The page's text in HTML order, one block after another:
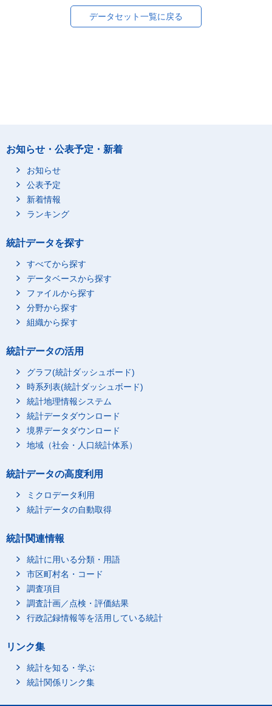
データセット一覧に戻る
お知らせ・公表予定・新着
お知らせ
公表予定
新着情報
ランキング
統計データを探す
すべてから探す
データベースから探す
ファイルから探す
分野から探す
組織から探す
統計データの活用
グラフ(統計ダッシュボード)
時系列表(統計ダッシュボード)
統計地理情報システム
統計データダウンロード
境界データダウンロード
地域（社会・人口統計体系）
統計データの高度利用
ミクロデータ利用
統計データの自動取得
統計関連情報
統計に用いる分類・用語
市区町村名・コード
調査項目
調査計画／点検・評価結果
行政記録情報等を活用している統計
リンク集
統計を知る・学ぶ
統計関係リンク集